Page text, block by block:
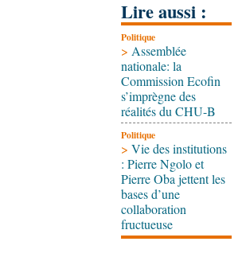
Lire aussi :
Politique
> Assemblée
nationale: la
Commission Ecofin
s’imprègne des
réalités du CHU-B
Politique
> Vie des institutions
: Pierre Ngolo et
Pierre Oba jettent les
bases d’une
collaboration
fructueuse